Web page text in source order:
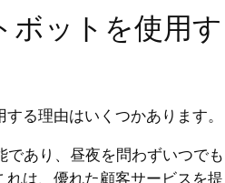
ボットを使用す
る理由はいくつかあります。
あり、昼夜を問わずいつでも
は、優れた顧客サービスを提